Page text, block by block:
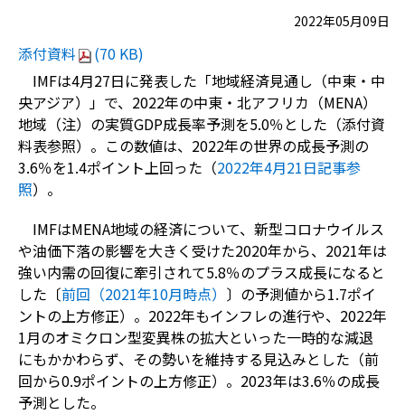
2022年05月09日
添付資料
(70 KB)
IMFは4月27日に発表した「地域経済見通し（中東・中
央アジア）」で、2022年の中東・北アフリカ（MENA）
地域（注）の実質GDP成長率予測を5.0％とした（添付資
料表参照）。この数値は、2022年の世界の成長予測の
3.6％を1.4ポイント上回った（2022年4月21日記事参
照）。
IMFはMENA地域の経済について、新型コロナウイルス
や油価下落の影響を大きく受けた2020年から、2021年は
強い内需の回復に牽引されて5.8％のプラス成長になると
した〔前回（2021年10月時点） 〕の予測値から1.7ポイ
ントの上方修正）。2022年もインフレの進行や、2022年
1月のオミクロン型変異株の拡大といった一時的な減退
にもかかわらず、その勢いを維持する見込みとした（前
回から0.9ポイントの上方修正）。2023年は3.6％の成長
予測とした。